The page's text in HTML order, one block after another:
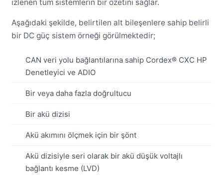
izlenen tüm sistemlerin bir özetini sağlar.
Aşağıdaki şekilde, belirtilen alt bileşenlere sahip belirli
bir DC güç sistem örneği görülmektedir;
CAN veri yolu bağlantılarına sahip Cordex® CXC HP
Denetleyici ve ADIO
Bir veya daha fazla doğrultucu
Bir akü dizisi
Akü akımını ölçmek için bir şönt
Akü dizisiyle seri olarak bir akü düşük voltajlı
bağlantı kesme (LVD)